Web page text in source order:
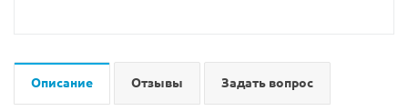
Описание Отзывы Задать вопрос